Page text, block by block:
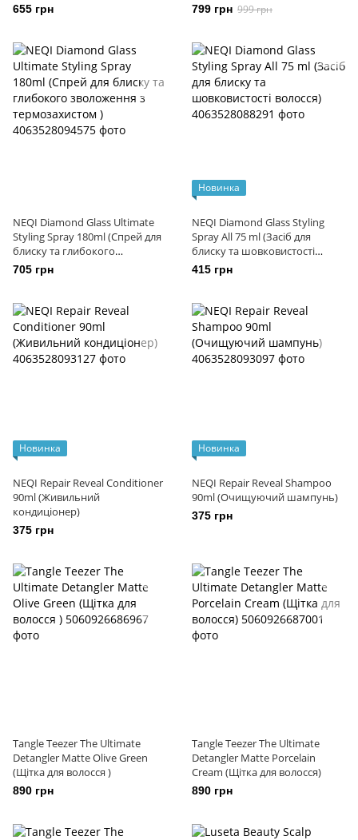
655 грн 799 грн 999 грн
NEQI Diamond Glass Ultimate
Styling Spray 180ml (Спрей для
блиску та глибокого
зволоження з термозахистом )
705 грн
Новинка
NEQI Diamond Glass Styling
Spray All 75 ml (Засіб для
блиску та шовковистості
волосся)
415 грн
Новинка
NEQI Repair Reveal Conditioner
90ml (Живильний
кондиціонер)
375 грн
Новинка
NEQI Repair Reveal Shampoo
90ml (Очищуючий шампунь)
375 грн
Tangle Teezer The Ultimate
Detangler Matte Olive Green
(Щітка для волосся )
890 грн
Tangle Teezer The Ultimate
Detangler Matte Porcelain
Cream (Щітка для волосся)
890 грн